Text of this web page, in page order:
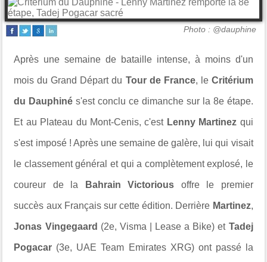
Photo : @dauphine
Après une semaine de bataille intense, à moins d'un
mois du Grand Départ du Tour de France, leCritérium
du Dauphinés'est conclu ce dimanche sur la 8e étape.
Et au Plateau du Mont-Cenis, c'est Lenny Martinez qui
s'est imposé ! Après une semaine de galère, lui qui visait
le classement général et qui a complètement explosé, le
coureur de la Bahrain Victorious offre le premier
succès aux Français sur cette édition. Derrière Martinez,
Jonas Vingegaard (2e, Visma | Lease a Bike) etTadej
Pogacar (3e, UAE Team Emirates XRG) ont passé la